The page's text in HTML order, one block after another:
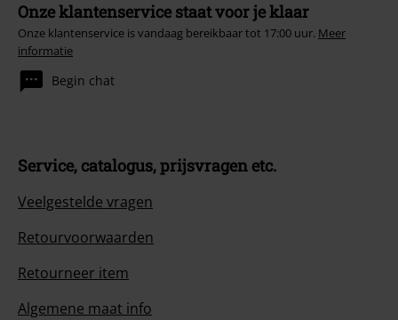
Onze klantenservice staat voor je klaar
Onze klantenservice is vandaag bereikbaar tot 17:00 uur. Meer
informatie
Begin chat
Service, catalogus, prijsvragen etc.
Veelgestelde vragen
Retourvoorwaarden
Retourneer item
Algemene maat info